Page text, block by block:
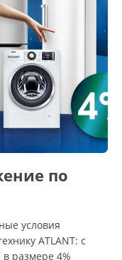
по
условия
ATLANT: с
размере 4%